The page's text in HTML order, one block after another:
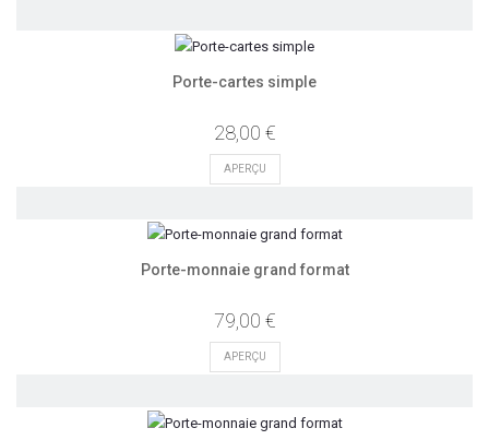
Porte-cartes simple
28,00 €
APERÇU
Porte-monnaie grand format
79,00 €
APERÇU